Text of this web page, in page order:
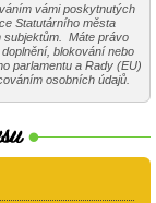
vámi poskytnutých
Statutárního města
subjektům. Máte právo
blokování nebo
parlamentu a Rady (EU)
osobních údajů.